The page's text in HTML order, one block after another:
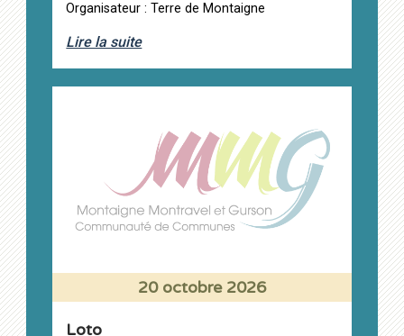
Organisateur : Terre de Montaigne
Lire la suite
20 octobre 2026
Loto